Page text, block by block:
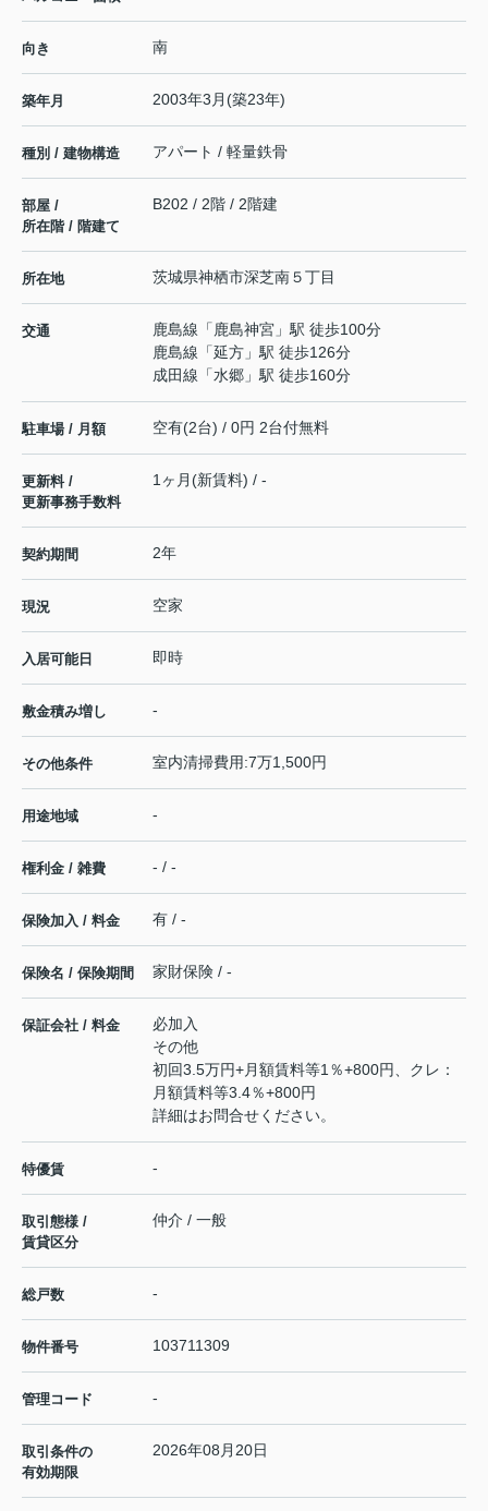
向き 南
築年月 2003年3月(築23年)
種別 / 建物構造 アパート / 軽量鉄骨
部屋 /
所在階 / 階建て
B202 / 2階 / 2階建
所在地 茨城県神栖市深芝南５丁目
交通 鹿島線 「 鹿島神宮 」駅 徒歩100分
鹿島線 「延方 」駅 徒歩126分
成田線 「水郷 」駅 徒歩160分
駐車場 / 月額 空有(2台) / 0円 2台付無料
更新料 /
更新事務手数料
1ヶ月(新賃料) / -
契約期間 2年
現況 空家
入居可能日 即時
敷金積み増し -
その他条件 室内清掃費用:7万1,500円
用途地域 -
権利金 / 雑費 - / -
保険加入 / 料金 有 / -
保険名 / 保険期間 家財保険 / -
保証会社 / 料金
必加入
その他
初回3.5万円+月額賃料等1％+800円、クレ：
月額賃料等3.4％+800円
詳細はお問合せください。
特優賃 -
取引態様 /
賃貸区分
仲介 / 一般
総戸数 -
物件番号 103711309
管理コード -
取引条件の
有効期限
2026年08月20日